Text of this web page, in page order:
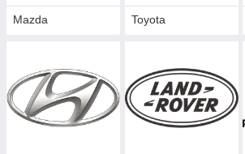
Mazda Toyota